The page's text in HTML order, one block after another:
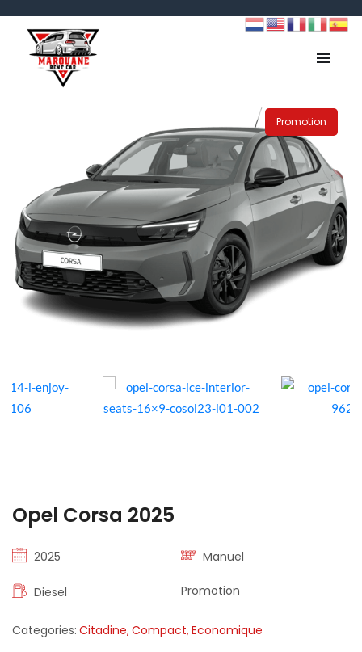
Promotion
Opel Corsa 2025
2025 Manuel
Diesel Promotion
Categories: Citadine,Compact,Economique